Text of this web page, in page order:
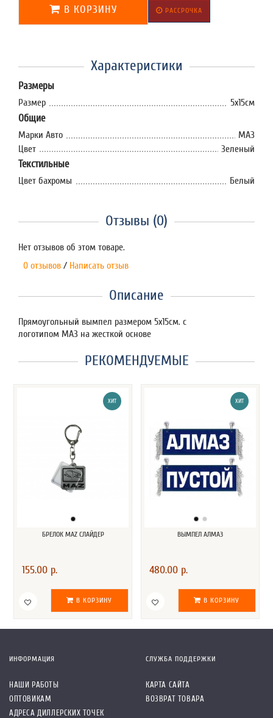
В КОРЗИНУ РАССРОЧКА
Характеристики
Размеры
Размер 5х15см
Общие
Марки Авто
МАЗ
Цвет
Зеленый
Текстильные
Цвет бахромы Белый
Отзывы (0)
Нет отзывов об этом товаре.
0 отзывов / Написать отзыв
Описание
Прямоугольный вымпел размером 5х15см. с
логотипом МАЗ на жесткой основе
РЕКОМЕНДУЕМЫЕ
ХИТ
БРЕЛОК MAZ СЛАЙДЕР
155.00 р.
В КОРЗИНУ
ХИТ
ВЫМПЕЛ АЛМАЗ
480.00 р.
В КОРЗИНУ
ИНФОРМАЦИЯ
НАШИ РАБОТЫ
ОПТОВИКАМ
АДРЕСА ДИЛЛЕРСКИХ ТОЧЕК
СЛУЖБА ПОДДЕРЖКИ
КАРТА САЙТА
ВОЗВРАТ ТОВАРА